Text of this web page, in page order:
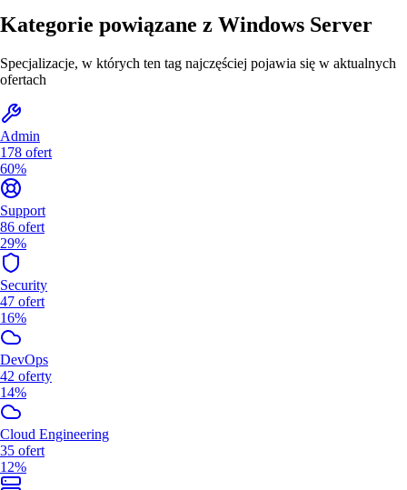
Kategorie powiązane z Windows Server
Specjalizacje, w których ten tag najczęściej pojawia się w aktualnych
ofertach
Admin
178 ofert
60%
Support
86 ofert
29%
Security
47 ofert
16%
DevOps
42 oferty
14%
Cloud Engineering
35 ofert
12%